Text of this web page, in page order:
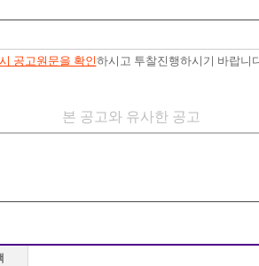
공고원문을 확인하시고 투찰진행하시기 바랍니
본 공고와 유사한 공고